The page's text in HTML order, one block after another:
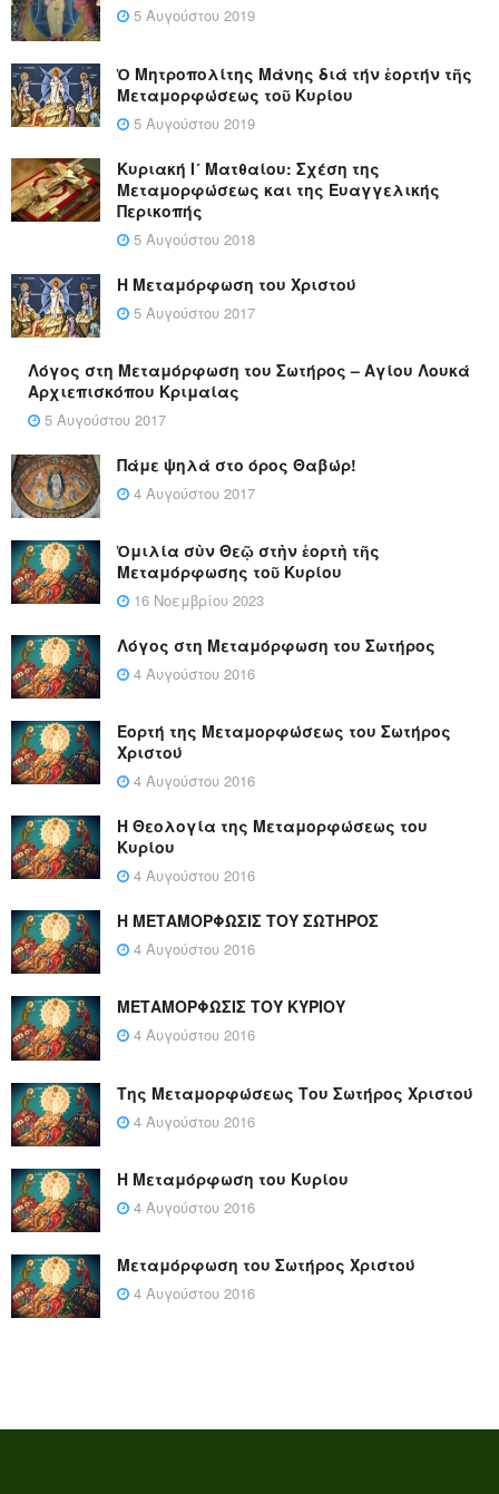
5 Αυγούστου 2019
Ὁ Μητροπολίτης Μάνης διά τήν ἑορτήν τῆς
Μεταμορφώσεως τοῦ Κυρίου
5 Αυγούστου 2019
Κυριακή Ι´ Ματθαίου: Σχέση της
Μεταμορφώσεως και της Ευαγγελικής
Περικοπής
5 Αυγούστου 2018
Η Μεταμόρφωση του Χριστού
5 Αυγούστου 2017
Λόγος στη Μεταμόρφωση του Σωτήρος – Αγίου Λουκά
Αρχιεπισκόπου Κριμαίας
5 Αυγούστου 2017
Πάμε ψηλά στο όρος Θαβώρ!
4 Αυγούστου 2017
Ὁμιλία σὺν Θεῷ στὴν ἑορτὴ τῆς
Μεταμόρφωσης τοῦ Κυρίου
16 Νοεμβρίου 2023
Λόγος στη Μεταμόρφωση του Σωτήρος
4 Αυγούστου 2016
Εορτή της Μεταμορφώσεως του Σωτήρος
Χριστού
4 Αυγούστου 2016
Η Θεολογία της Μεταμορφώσεως του
Κυρίου
4 Αυγούστου 2016
Η ΜΕΤΑΜΟΡΦΩΣΙΣ ΤΟΥ ΣΩΤΗΡΟΣ
4 Αυγούστου 2016
ΜΕΤΑΜΟΡΦΩΣΙΣ ΤΟΥ ΚΥΡΙΟΥ
4 Αυγούστου 2016
Της Μεταμορφώσεως Του Σωτήρος Χριστού
4 Αυγούστου 2016
Η Μεταμόρφωση του Κυρίου
4 Αυγούστου 2016
Μεταμόρφωση του Σωτήρος Χριστού
4 Αυγούστου 2016